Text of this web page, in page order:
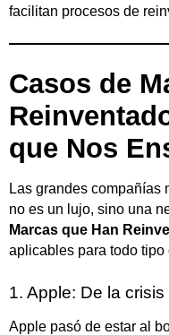
facilitan procesos de
Casos de
que Nos
Las grandes compañías
no es un lujo, sino una
Marcas que Han
aplicables para todo tipo
1. Apple: De la
Apple pasó de estar al